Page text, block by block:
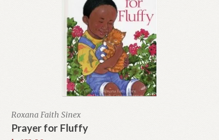
Roxana Faith Sinex
Prayer for Fluffy